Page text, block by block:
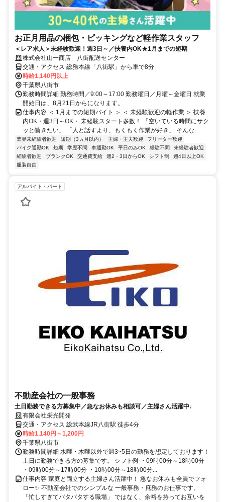
お正月用品の梱包・ピッキングなど軽作業スタッフ
＜レア求人＞未経験歓迎！週3日～／扶養内OK★1月までの短期
株式会社山一商店 八街配送センター
交通・アクセス 総務本線「八街駅」から車で8分
時給1,140円以上
千葉県八街市
勤務時間詳細 勤務時間／9:00～17:00 勤務曜日／月曜～金曜日 就業
開始日は、8月21日からになります。
仕事内容 ＜ 1月までの短期バイト ＞ ＜ 未経験歓迎の軽作業 ＞ 扶養
内OK・週3日～OK・ 未経験スタート多数！ 「空いている時間にサク
ッと働きたい」 「人と話すより、もくもく作業が好き」 そんな...
業界未経験者歓迎 短期（3ヵ月以内） 主婦・主夫歓迎
フリーター歓迎
バイク通勤OK
短期 学歴不問 車通勤OK 平日のみOK 経験不問
未経験者歓迎
経験者歓迎
ブランクOK 交通費支給 週2・3日からOK シフト制
週4日以上OK
服装自由
アルバイト・パート
不動産会社の一般事務
土日勤務できる方募集中／急なお休みも相談可／主婦さん活躍中♩
有限会社栄光開発
交通・アクセス 総武本線JR八街駅 徒歩4分
時給1,140円～1,200円
千葉県八街市
勤務時間詳細 水曜・木曜以外で週3~5日の勤務を想定しております！
土日に勤務できる方の募集です。 シフト例 ・09時00分～18時00分
・09時00分～17時00分 ・10時00分～18時00分...
仕事内容 家庭と両立する主婦さん活躍中！ 急なお休みも全員でフォ
ロー✨ 不動産会社でのシンプルな 一般事務・庶務のお仕事です。
「忙しすぎてバタバタする職場」 ではなく、余裕を持ってお互いを